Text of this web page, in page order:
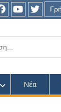
Facebookyoutubetwitter
Νέα